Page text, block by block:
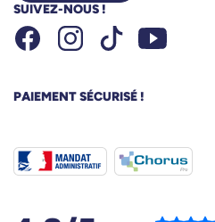
SUIVEZ-NOUS !
FacebookInstagramTiktok Youtube
PAIEMENT SÉCURISÉ !